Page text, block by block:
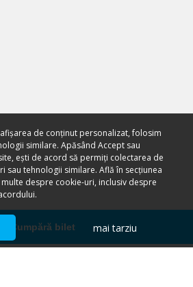
Cumpără bilet
de conținut personalizat, folosim
similare. Apăsând Accept sau
ești de acord să permiți colectarea de
sau tehnologii similare. Află în secțiunea
despre cookie-uri, inclusiv despre
mai tarziu